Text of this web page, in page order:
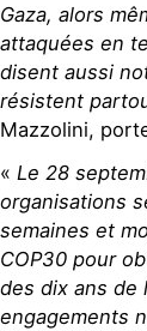
Gaza, alors
attaquées en
disent aussi
résistent
Mazzolini,
« Le 28
organisations
semaines et
COP30 pour
des dix ans de
engagements